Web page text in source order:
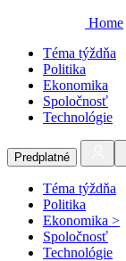
Home
Téma týždňa
Politika
Ekonomika
Spoločnosť
Technológie
Predplatné
Téma týždňa
Politika
Ekonomika >
Spoločnosť
Technológie